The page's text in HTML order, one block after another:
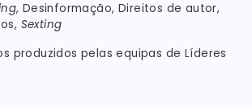
, Desinformação, Direitos de autor,
Sexting
produzidos pelas equipas de Líderes